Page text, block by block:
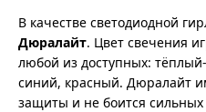
В качестве светодиодной
Дюралайт. Цвет свечения
любой из доступных:
синий, красный. Дюралайт
защиты и не боится